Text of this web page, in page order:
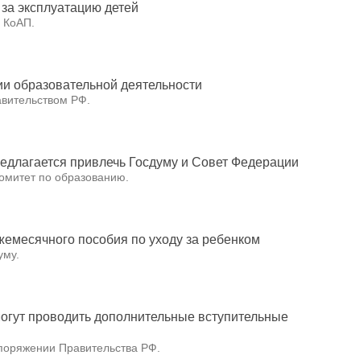
эксплуатацию детей
деятельности
РФ.
привлечь Госдуму и Совет Федерации
по образованию.
пособия по уходу за ребенком
проводить дополнительные вступительные
Правительства РФ.